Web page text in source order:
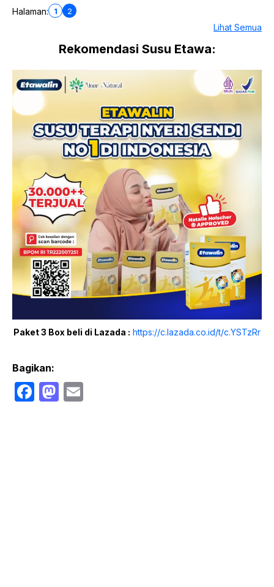
Halaman: 1 2
Lihat Semua
Rekomendasi Susu Etawa:
Paket 3 Box beli di Lazada : https://c.lazada.co.id/t/c.YSTzRr
Bagikan:
F
M